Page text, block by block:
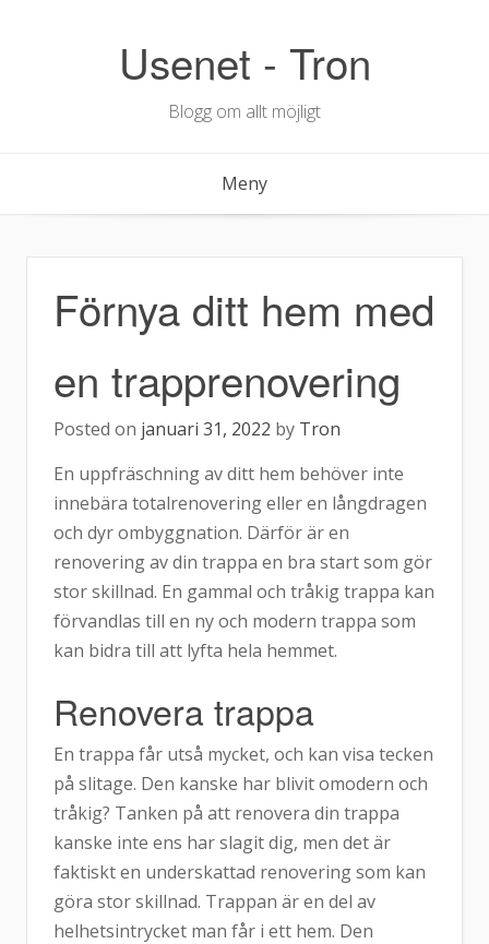
Usenet - Tron
Blogg om allt möjligt
Meny
Förnya ditt hem med
en trapprenovering
Posted on januari 31, 2022 by Tron
En uppfräschning av ditt hem behöver inte
innebära totalrenovering eller en långdragen
och dyr ombyggnation. Därför är en
renovering av din trappa en bra start som gör
stor skillnad. En gammal och tråkig trappa kan
förvandlas till en ny och modern trappa som
kan bidra till att lyfta hela hemmet.
Renovera trappa
En trappa får utså mycket, och kan visa tecken
på slitage. Den kanske har blivit omodern och
tråkig? Tanken på att renovera din trappa
kanske inte ens har slagit dig, men det är
faktiskt en underskattad renovering som kan
göra stor skillnad. Trappan är en del av
helhetsintrycket man får i ett hem. Den